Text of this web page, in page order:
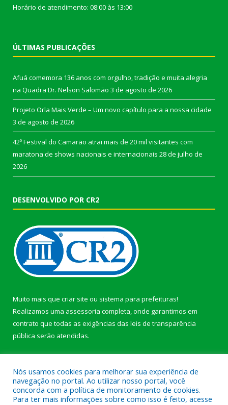
Horário de atendimento: 08:00 às 13:00
ÚLTIMAS PUBLICAÇÕES
Afuá comemora 136 anos com orgulho, tradição e muita alegria
na Quadra Dr. Nelson Salomão 3 de agosto de 2026
Projeto Orla Mais Verde – Um novo capítulo para a nossa cidade
3 de agosto de 2026
42º Festival do Camarão atrai mais de 20 mil visitantes com
maratona de shows nacionais e internacionais 28 de julho de
2026
DESENVOLVIDO POR CR2
Muito mais que criar site ou sistema para prefeituras!
Realizamos uma assessoria completa, onde garantimos em
contrato que todas as exigências das leis de transparência
pública serão atendidas.
Nós usamos cookies para melhorar sua experiência de
navegação no portal. Ao utilizar nosso portal, você
concorda com a política de monitoramento de cookies.
Para ter mais informações sobre como isso é feito, acesse